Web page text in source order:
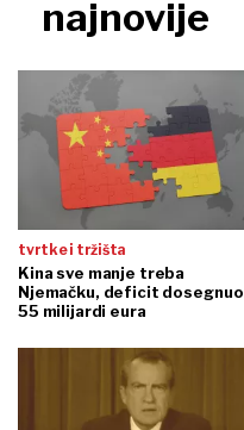
najnovije
tvrtke i tržišta
Kina sve manje treba
Njemačku, deficit dosegnuo
55 milijardi eura